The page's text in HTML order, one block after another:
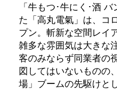
「牛もつ･牛にく･酒
た「高丸電氣」は、コ
プン。斬新な空間レイ
雑多な雰囲気は大きな
客のみならず同業者の
図してはいないものの
場」ブームの先駆けと